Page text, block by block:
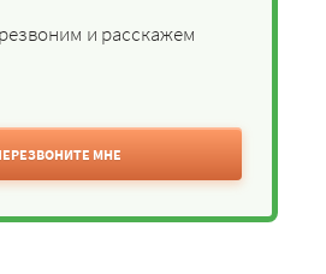
и расскажем
МНЕ